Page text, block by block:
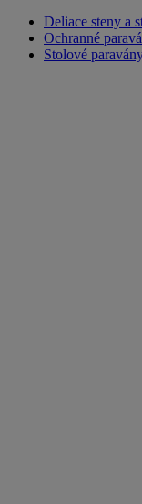
Deliace steny a
Ochranné
Stolové